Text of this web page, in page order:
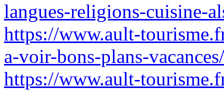
langues-religions-cuisine-
https://www.ault-
a-voir-bons-plans-vacances/
https://www.ault-